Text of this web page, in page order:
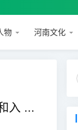
物 河南文化
入 ...